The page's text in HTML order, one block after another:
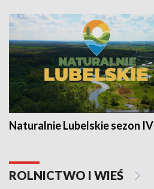
Naturalnie Lubelskie sezon IV
ROLNICTWO I WIEŚ